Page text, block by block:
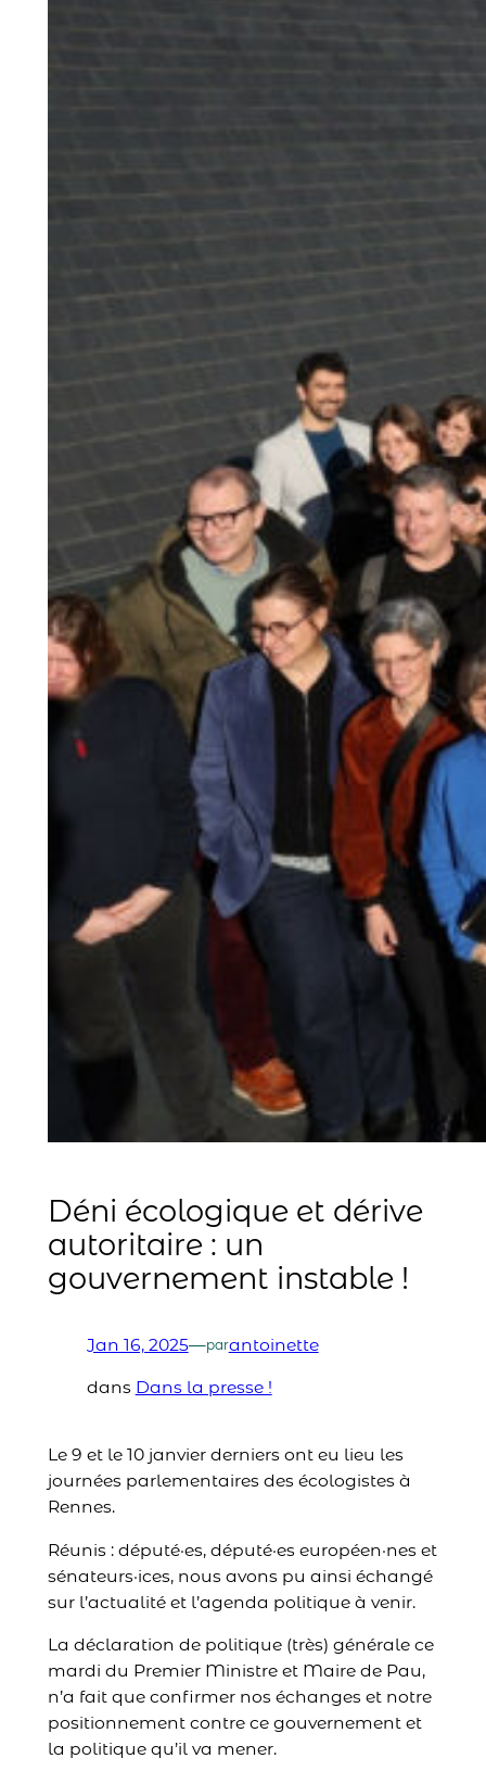
Déni écologique et dérive
autoritaire : un
gouvernement instable !
Jan 16, 2025—parantoinette
dans Dans la presse !
Le 9 et le 10 janvier derniers ont eu lieu les
journées parlementaires des écologistes à
Rennes.
Réunis : député·es, député·es européen·nes et
sénateurs·ices, nous avons pu ainsi échangé
sur l’actualité et l’agenda politique à venir.
La déclaration de politique (très) générale ce
mardi du Premier Ministre et Maire de Pau,
n’a fait que confirmer nos échanges et notre
positionnement contre ce gouvernement et
la politique qu’il va mener.